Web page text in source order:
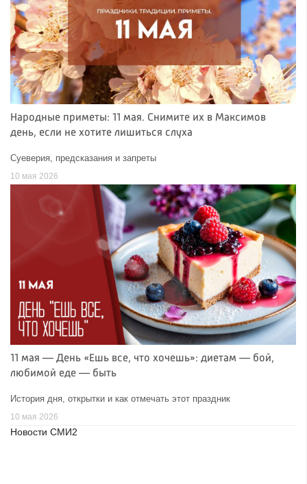
Народные приметы: 11 мая. Снимите их в Максимов
день, если не хотите лишиться слуха
Суеверия, предсказания и запреты
10 мая 2026
11 мая — День «Ешь все, что хочешь»: диетам — бой,
любимой еде — быть
История дня, открытки и как отмечать этот праздник
10 мая 2026
Новости СМИ2